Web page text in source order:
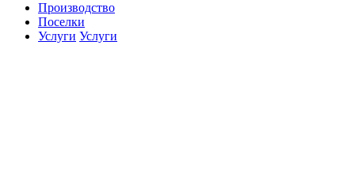
Производство
Поселки
Услуги Услуги